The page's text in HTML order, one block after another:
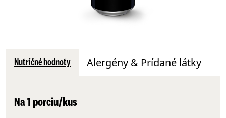
Nutričné hodnoty Alergény & Prídané látky
Na 1 porciu/kus